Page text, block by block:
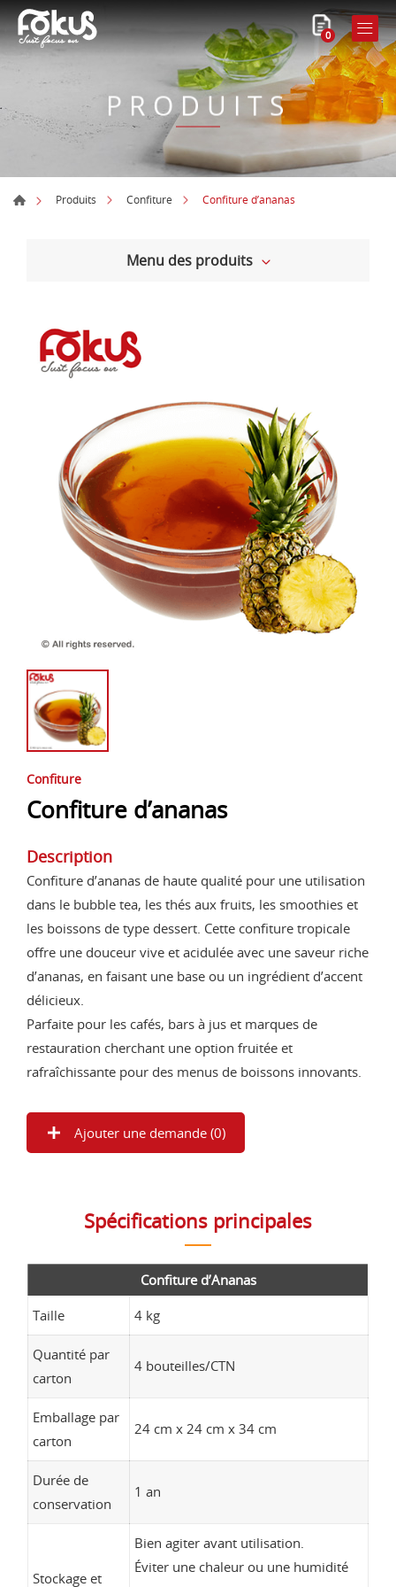
0
PRODUITS
Produits Confiture Confiture d’ananas
Menu des produits
Confiture
Confiture d’ananas
Description
Confiture d’ananas de haute qualité pour une utilisation
dans le bubble tea, les thés aux fruits, les smoothies et
les boissons de type dessert. Cette confiture tropicale
offre une douceur vive et acidulée avec une saveur riche
d’ananas, en faisant une base ou un ingrédient d’accent
délicieux.
Parfaite pour les cafés, bars à jus et marques de
restauration cherchant une option fruitée et
rafraîchissante pour des menus de boissons innovants.
Ajouter une demande (0)
Spécifications principales
Confiture d’Ananas
Taille
4 kg
Quantité par
carton
4 bouteilles/CTN
Emballage par
carton
24 cm x 24 cm x 34 cm
Durée de
conservation
1 an
Stockage et
Bien agiter avant utilisation.
Éviter une chaleur ou une humidité